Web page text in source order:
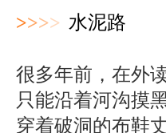
>>>> 水泥路
很多年前，在外
只能沿着河沟摸
穿着破洞的布鞋